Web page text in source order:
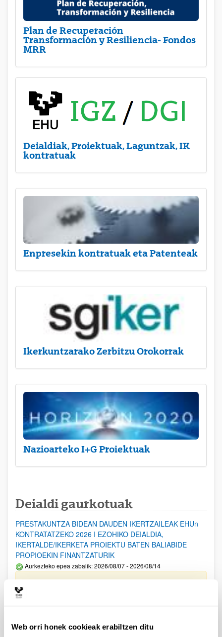
Web orri honek cookieak erabiltzen ditu
Plan de Recuperación
Transformación y Resiliencia- Fondos
MRR
Deialdiak, Proiektuak, Laguntzak, IK
kontratuak
Enpresekin kontratuak eta Patenteak
Ikerkuntzarako Zerbitzu Orokorrak
Nazioarteko I+G Proiektuak
Deialdi gaurkotuak
PRESTAKUNTZA BIDEAN DAUDEN IKERTZAILEAK EHUn
KONTRATATZEKO 2026 I EZOHIKO DEIALDIA,
IKERTALDE/IKERKETA PROIEKTU BATEN BALIABIDE
PROPIOEKIN FINANTZATURIK
Aurkezteko epea zabalik: 2026/08/07 - 2026/08/14
ESKAERAK AURKEZTEKO EPEA 2026-08-14 ARTE ZABALIK.
UPV/EHUn Azpiegitura Zientifikoa eta Funts Bibliografikoak
Izapide irekia